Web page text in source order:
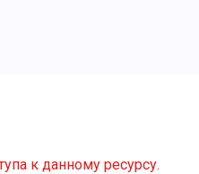
к данному ресурсу.